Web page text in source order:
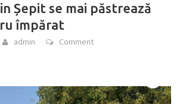
Șepit se mai păstrează
împărat
admin Comment